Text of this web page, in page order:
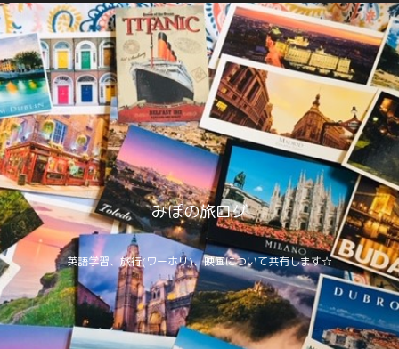
みぽの旅ログ
英語学習、旅行(ワーホリ)、映画について共有します☆